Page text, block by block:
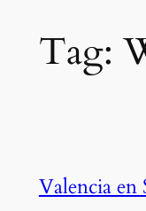
Tag:
Valencia en